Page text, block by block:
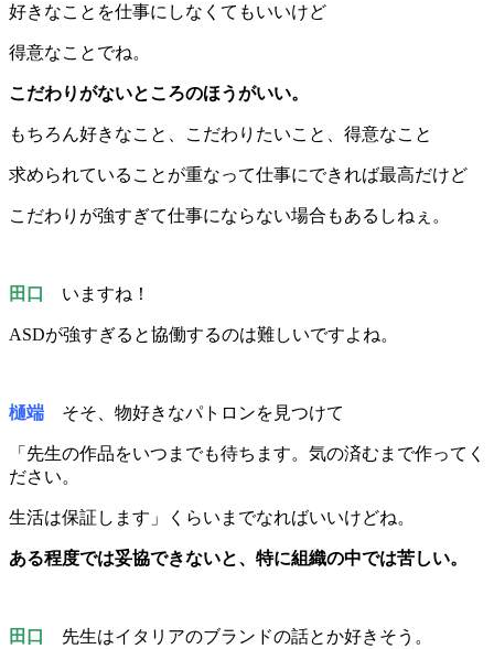
好きなことを仕事にしなくてもいいけど
得意なことでね。
こだわりがないところのほうがいい。
もちろん好きなこと、こだわりたいこと、得意なこと
求められていることが重なって仕事にできれば最高だけど
こだわりが強すぎて仕事にならない場合もあるしねぇ。
田口 いますね！
ASDが強すぎると協働するのは難しいですよね。
樋端 そそ、物好きなパトロンを見つけて
「先生の作品をいつまでも待ちます。気の済むまで作ってく
ださい。
生活は保証します」くらいまでなればいいけどね。
ある程度では妥協できないと、特に組織の中では苦しい。
田口 先生はイタリアのブランドの話とか好きそう。